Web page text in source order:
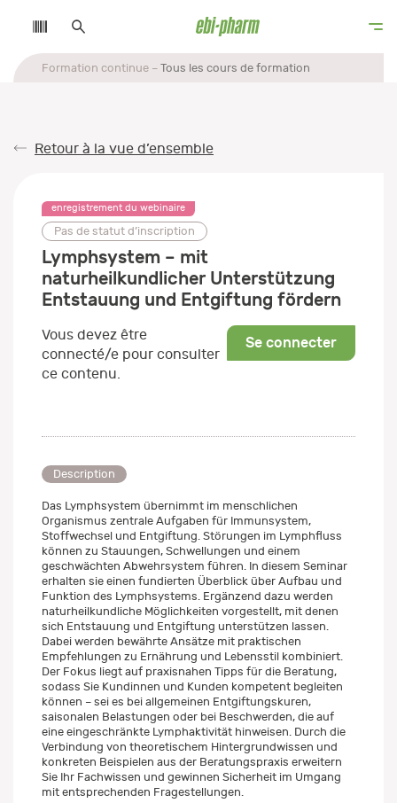
Formation continue Tous les cours de formation
Retour à la vue d’ensemble
enregistrement du webinaire
Pas de statut d’inscription
Lymphsystem – mit
naturheilkundlicher Unterstützung
Entstauung und Entgiftung fördern
Se connecter
Vous devez être
connecté/e pour consulter
ce contenu.
Description
Das Lymphsystem übernimmt im menschlichen
Organismus zentrale Aufgaben für Immunsystem,
Stoffwechsel und Entgiftung. Störungen im Lymphfluss
können zu Stauungen, Schwellungen und einem
geschwächten Abwehrsystem führen. In diesem Seminar
erhalten sie einen fundierten Überblick über Aufbau und
Funktion des Lymphsystems. Ergänzend dazu werden
naturheilkundliche Möglichkeiten vorgestellt, mit denen
sich Entstauung und Entgiftung unterstützen lassen.
Dabei werden bewährte Ansätze mit praktischen
Empfehlungen zu Ernährung und Lebensstil kombiniert.
Der Fokus liegt auf praxisnahen Tipps für die Beratung,
sodass Sie Kundinnen und Kunden kompetent begleiten
können – sei es bei allgemeinen Entgiftungskuren,
saisonalen Belastungen oder bei Beschwerden, die auf
eine eingeschränkte Lymphaktivität hinweisen. Durch die
Verbindung von theoretischem Hintergrundwissen und
konkreten Beispielen aus der Beratungspraxis erweitern
Sie Ihr Fachwissen und gewinnen Sicherheit im Umgang
mit entsprechenden Fragestellungen.